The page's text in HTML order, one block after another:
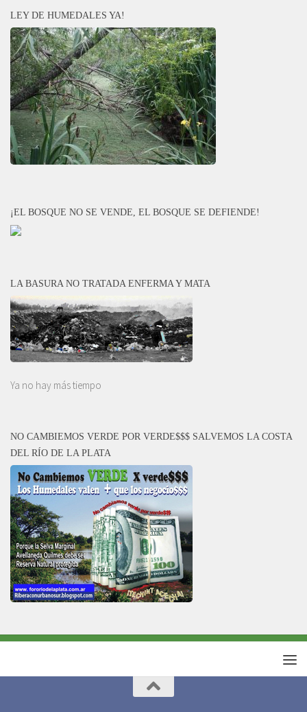
LEY DE HUMEDALES YA!
¡EL BOSQUE NO SE VENDE, EL BOSQUE SE DEFIENDE!
LA BASURA NO TRATADA ENFERMA Y MATA
Ya no hay más tiempo
NO CAMBIEMOS VERDE POR VERDE$$$ SALVEMOS LA COSTA
DEL RÍO DE LA PLATA